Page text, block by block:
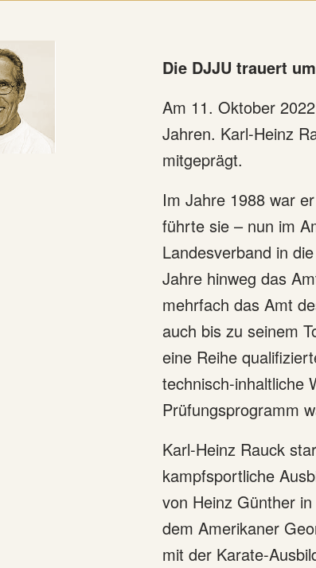
Die DJJU trauert
Am 11. Oktober
Jahren. Karl-Heinz
mitgeprägt.
Im Jahre 1988 war
führte sie – nun im
Landesverband in
Jahre hinweg das
mehrfach das Amt
auch bis zu seinem
eine Reihe
technisch-inhaltliche
Prüfungsprogramm
Karl-Heinz Rauck
kampfsportliche
von Heinz Günther
dem Amerikaner
mit der Karate-